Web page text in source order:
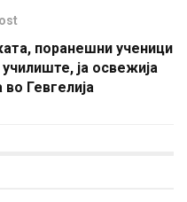
поранешни ученици
ја освежија
Гевгелија